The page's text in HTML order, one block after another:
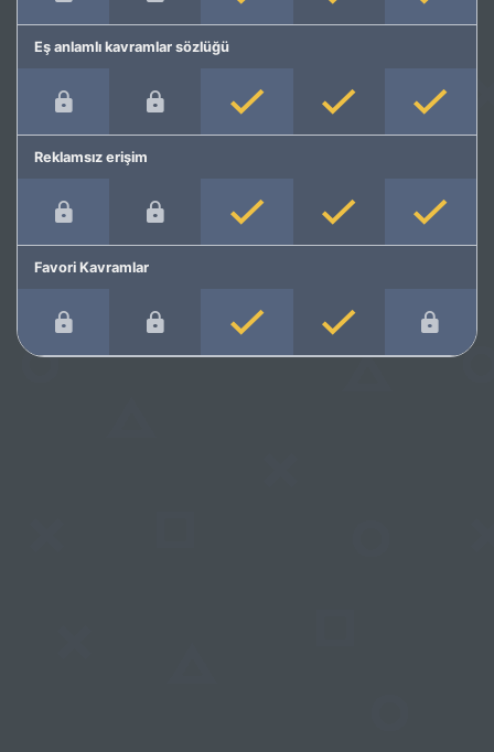
Eş anlamlı kavramlar sözlüğü
Reklamsız erişim
Favori Kavramlar